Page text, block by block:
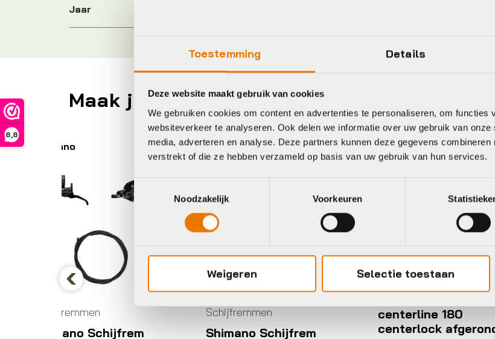
Toestemming Details
Deze website maakt gebruik van cookies
We gebruiken cookies om content en advertenties te personaliseren, om functies
websiteverkeer te analyseren. Ook delen we informatie over uw gebruik van
media, adverteren en analyse. Deze partners kunnen deze gegevens
verstrekt of die ze hebben verzameld op basis van uw gebruik van hun services.
Toestemmingsselectie
Noodzakelijk
Voorkeuren
Weigeren Selectie toestaan
8,8
Jaar
Maak je fiets compleet
Previous
Schijfremmen
Shimano Schijfrem
Sram
centerline 180
centerlock afgerond
Shimano
Schijfremmen
Shimano